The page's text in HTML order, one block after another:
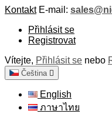
Kontakt E-mail:
Přihlásit se
Registrovat
Vítejte, Přihlásit se nebo
Čeština 
English
ภาษาไทย